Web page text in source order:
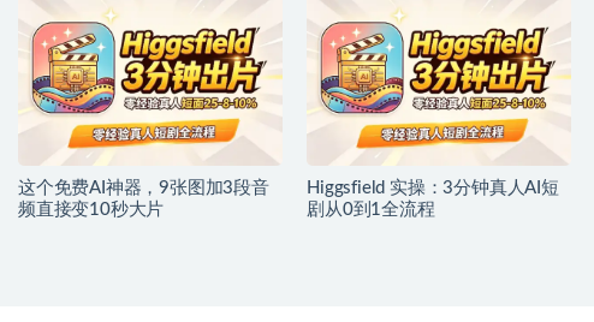
这个免费AI神器，9张图加3段音
频直接变10秒大片
Higgsfield 实操：3分钟真人AI短
剧从0到1全流程